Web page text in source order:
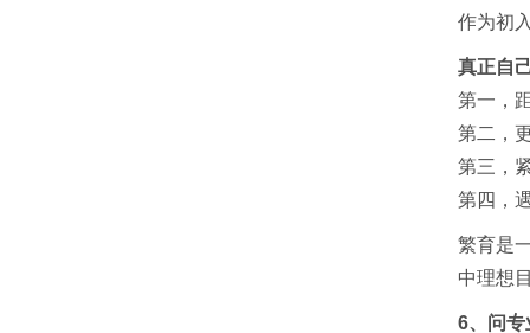
作为初
真正自
第一，
第二，
第三，
第四，
繁育是
中理想
6、问专